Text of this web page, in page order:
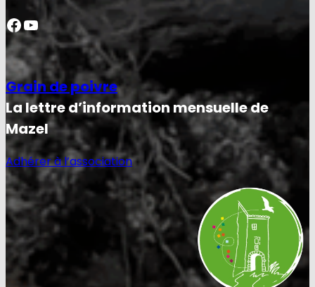
Facebook YouTube
Grain de poivre
La lettre d’information mensuelle de
Mazel
Adhérer à l’association